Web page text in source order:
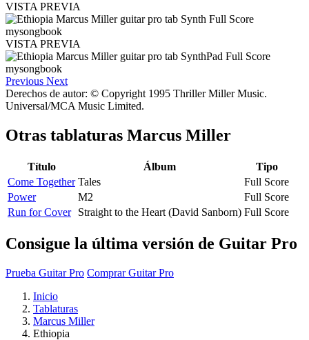
VISTA PREVIA
VISTA PREVIA
Previous Next
Derechos de autor: © Copyright 1995 Thriller Miller Music.
Universal/MCA Music Limited.
Otras tablaturas Marcus Miller
Título Álbum
Tipo
Come Together Tales
Full Score
Power
M2
Full Score
Run for Cover
Straight to the Heart (David Sanborn) Full Score
Consigue la última versión de Guitar Pro
Prueba Guitar Pro Comprar Guitar Pro
Inicio
Tablaturas
Marcus Miller
Ethiopia